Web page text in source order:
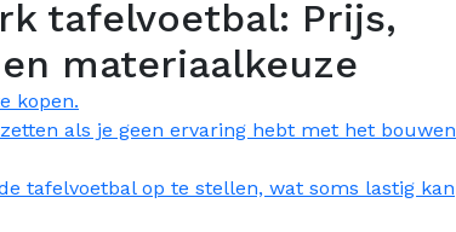
tafelvoetbal: Prijs,
materiaalkeuze
kopen.
als je geen ervaring hebt met het bouwen
tafelvoetbal op te stellen, wat soms lastig kan